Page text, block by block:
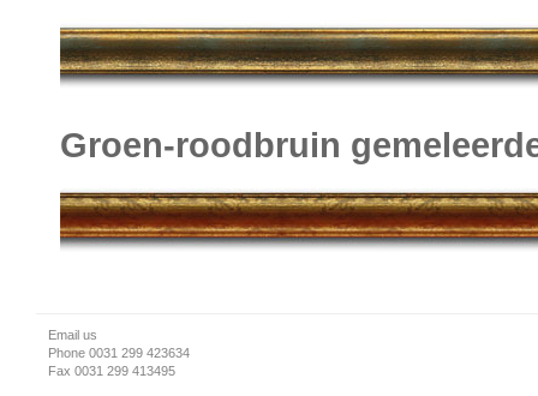
Groen-roodbruin
Email us
Phone 0031 299 423634
Fax 0031 299 413495